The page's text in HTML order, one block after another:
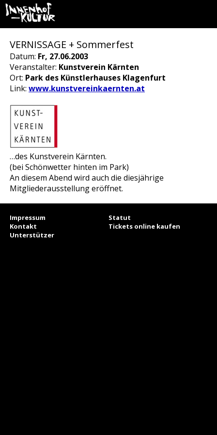
VERNISSAGE + Sommerfest
Datum: Fr, 27.06.2003
Veranstalter: Kunstverein Kärnten
Ort: Park des Künstlerhauses Klagenfurt
Link: www.kunstvereinkaernten.at
…des Kunstverein Kärnten.
(bei Schönwetter hinten im Park)
An diesem Abend wird auch die diesjährige
Mitgliederausstellung eröffnet.
Impressum
Statut
Kontakt
Tickets online kaufen
Unterstützer